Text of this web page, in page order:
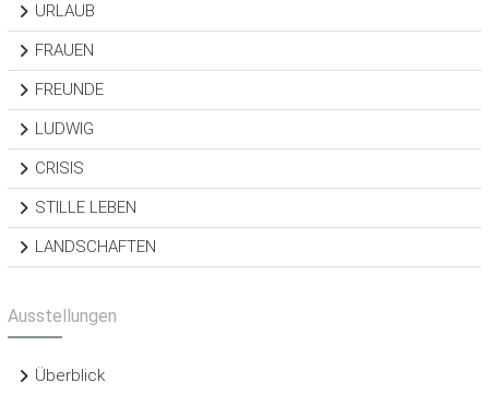
URLAUB
FRAUEN
FREUNDE
LUDWIG
CRISIS
STILLE LEBEN
LANDSCHAFTEN
Ausstellungen
Überblick